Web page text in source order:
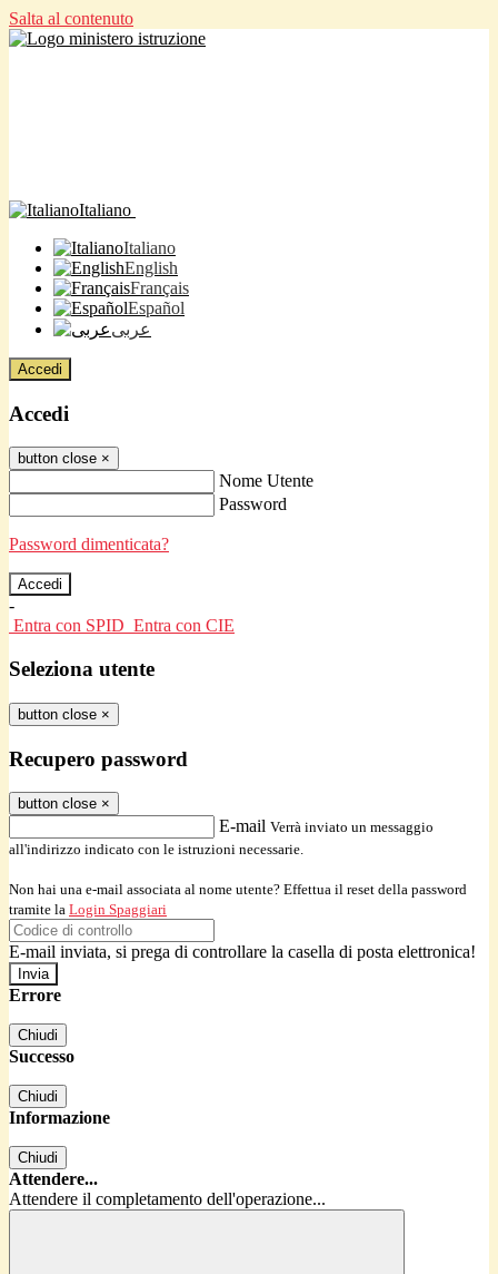
Salta al contenuto
Italiano
Italiano
English
Français
Español
عربى
Accedi
Accedi
button close ×
Nome Utente
Password
Password dimenticata?
-
Entra con SPID Entra con CIE
Seleziona utente
button close ×
Recupero password
button close ×
E-mail Verrà inviato un messaggio
all'indirizzo indicato con le istruzioni necessarie.
Non hai una e-mail associata al nome utente? Effettua il reset della password
tramite la Login Spaggiari
E-mail inviata, si prega di controllare la casella di posta elettronica!
Errore
Chiudi
Successo
Chiudi
Informazione
Chiudi
Attendere...
Attendere il completamento dell'operazione...